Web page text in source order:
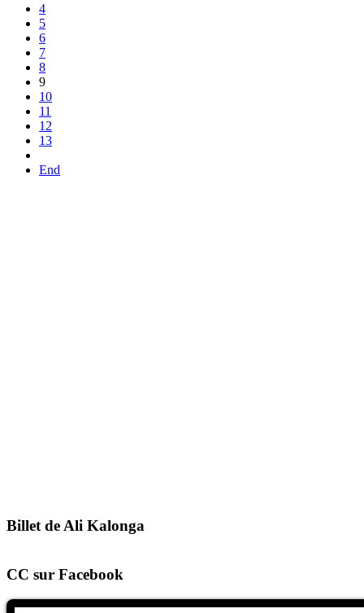
4
5
6
7
8
9
10
11
12
13
End
Billet de Ali Kalonga
CC sur Facebook